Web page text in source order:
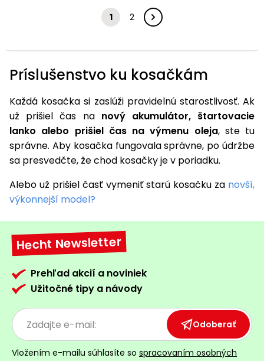
1 2
Príslušenstvo ku kosačkám
Každá kosačka si zaslúži pravidelnú starostlivosť. Ak
už prišiel čas na nový akumulátor, štartovacie
lanko alebo prišiel čas na výmenu oleja, ste tu
správne. Aby kosačka fungovala správne, po údržbe
sa presvedčte, že chod kosačky je v poriadku.
Alebo už prišiel časť vymeniť starú kosačku za novší,
výkonnejší model?
Hecht Newsletter
Prehľad akcií a noviniek
Užitočné tipy a návody
Odoberať
Vložením e-mailu súhlasíte so spracovaním osobných